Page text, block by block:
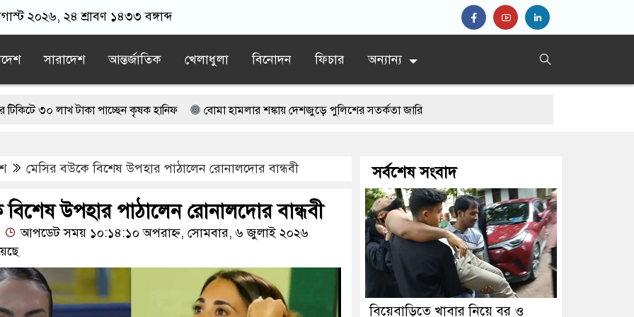
২০২৬, ২৪ শ্রাবণ ১৪৩৩ বঙ্গাব্দ
সারাদেশ আন্তর্জাতিক খেলাধুলা বিনোদন ফিচার অন্যান্য
টাকা পাচ্ছেন কৃষক হানিফ বোমা হামলার শঙ্কায় দেশজুড়ে পুলিশের সতর্কতা জারি
বহিষ্কাকৃত গাজী নজরুলের ১২ অনুসারী
সরকার: নাহিদ ইসলাম
মেসির বউকে বিশেষ উপহার পাঠালেন রোনালদোর বান্ধবী
উপহার পাঠালেন রোনালদোর বান্ধবী
আপডেট সময় ১০:১৪:১০ অপরাহ্ন, সোমবার, ৬ জুলাই ২০২৬
সর্বশেষ সংবাদ
বিয়েবাড়িতে খাবার নিয়ে বর ও